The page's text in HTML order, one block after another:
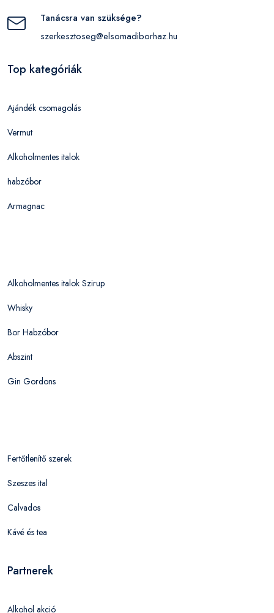
Tanácsra van szüksége?
szerkesztoseg@elsomadiborhaz.hu
Top kategóriák
Ajándék csomagolás
Vermut
Alkoholmentes italok
habzóbor
Armagnac
Alkoholmentes italok Szirup
Whisky
Bor Habzóbor
Abszint
Gin Gordons
Fertőtlenítő szerek
Szeszes ital
Calvados
Kávé és tea
Partnerek
Alkohol akció